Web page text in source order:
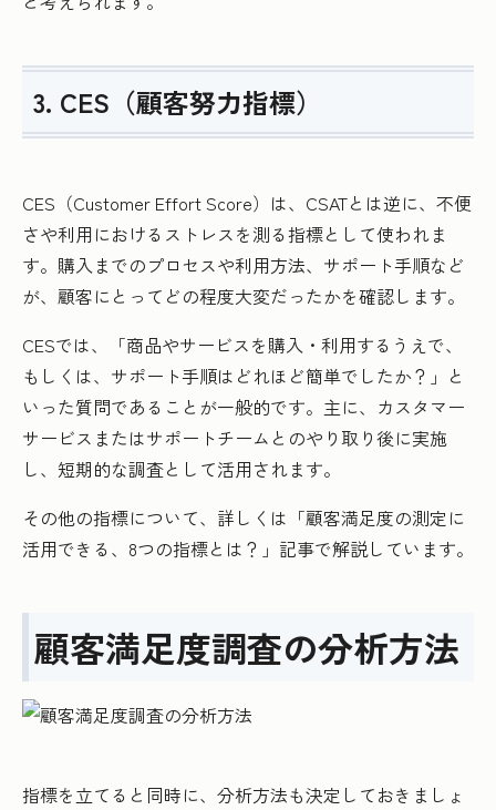
3. CES（顧客努力指標）
CES（Customer Effort Score）は、CSATとは逆に、不便
さや利用におけるストレスを測る指標として使われま
す。購入までのプロセスや利用方法、サポート手順など
が、顧客にとってどの程度大変だったかを確認します。
CESでは、「商品やサービスを購入・利用するうえで、
もしくは、サポート手順はどれほど簡単でしたか？」と
いった質問であることが一般的です。主に、カスタマー
サービスまたはサポートチームとのやり取り後に実施
し、短期的な調査として活用されます。
その他の指標について、詳しくは「顧客満足度の測定に
活用できる、8つの指標とは？」記事で解説しています。
顧客満足度調査の分析方法
指標を立てると同時に、分析方法も決定しておきましょ